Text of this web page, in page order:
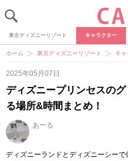
東京ディズニーリゾート キャラクター
ホーム 東京ディズニーリゾート キ
2025年05月07日
ディズニープリンセスの
る場所&時間まとめ！
あーる
ディズニーランドとディズニーシー